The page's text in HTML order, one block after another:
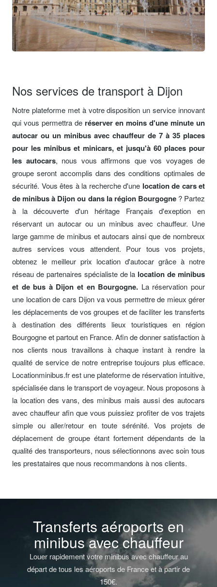
Nos services de transport à Dijon
Notre plateforme met à votre disposition un service innovant
qui vous permettra de réserver en moins d'une minute un
autocar ou un minibus avec chauffeur de 7 à 35 places
pour les minibus et minicars, et jusqu'à 60 places pour
les autocars, nous vous affirmons que vos voyages de
groupe seront accomplis dans des conditions optimales de
sécurité. Vous êtes à la recherche d'une location de cars et
de minibus à Dijon ou dans la région Bourgogne? Partez
à la découverte d'un héritage Français d'exeption en
réservant un autocar ou un minibus avec chauffeur. Une
large gamme de minibus et autocars ainsi que de nombreux
autres services vous attendent. Pour tous vos projets,
obtenez le meilleur prix location d'autocar grâce à notre
réseau de partenaires spécialiste de la location de minibus
et de bus à Dijon et en Bourgogne. La réservation pour
une location de cars Dijon va vous permettre de mieux gérer
les déplacements de vos groupes et de faciliter les transferts
à destination des différents lieux touristiques en région
Bourgogne et partout en France. Afin de donner satisfaction à
nos clients nous travaillons à chaque instant à rendre la
qualité de service de notre entreprise toujours plus efficace.
Locationminibus.fr est une plateforme de réservation intuitive,
spécialisée dans le transport de voyageur. Nous proposons à
la location des vans, des minibus mais aussi des autocars
avec chauffeur afin que vous puissiez profiter de vos trajets
simple ou aller/retour en toute sérénité. Vos projets de
déplacement de groupe étant fortement dépendants de la
qualité des transporteurs, nous sélectionnons avec soin tous
les prestataires que nous recommandons à nos clients.
Transferts aéroports en
minibus avec chauffeur
Louer rapidement votre minibus avec chauffeur au
départ de tous les aéroports de France et à partir de
150€.